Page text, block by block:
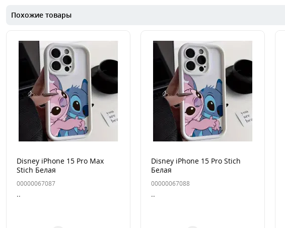
Похожие товары
Disney iPhone 15 Pro Max
Stich Белая
00000067087
..
Disney iPhone 15 Pro Stich
Белая
00000067088
..